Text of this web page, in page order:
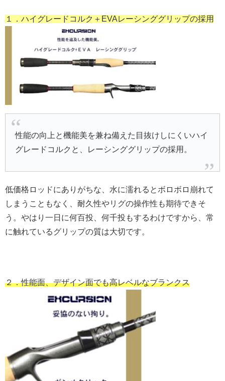
１．ハイグレードコルク＋ EVAレーシンググリップの採用
性能の向上と機能美を兼ね備えた目抜けしにくいハイ
グレードコルクと、レーシンググリップの採用。
低価格ロッドにありがちな、水に濡れるとボロボロ崩れて
しまうこともなく、耐久性やリグの操作性も期待できそ
う。やはり一日に何百投、何千投もするわけですから、常
に触れているグリップの質は大切です。
２．性能面、デザイン面でも高レベルなブランクス